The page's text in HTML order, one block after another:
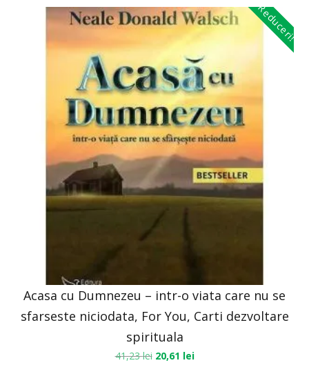
Reduceri!
Acasa cu Dumnezeu – intr-o viata care nu se
sfarseste niciodata, For You, Carti dezvoltare
spirituala
41,23lei 20,61 lei